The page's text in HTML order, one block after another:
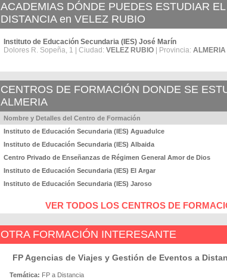
ACADEMIAS DÓNDE PUEDES ESTUDIAR
DISTANCIA en VELEZ RUBIO
Instituto de Educación Secundaria (IES) José Marín
Dolores R. Sopeña, 1 | Ciudad: VELEZ RUBIO | Provincia: ALMERIA
CENTROS DE FORMACIÓN DONDE SE
ALMERIA
Nombre y Detalles del Centro de Formación
Instituto de Educación Secundaria (IES) Aguadulce
Instituto de Educación Secundaria (IES) Albaida
Centro Privado de Enseñanzas de Régimen General Amor de Dios
Instituto de Educación Secundaria (IES) El Argar
Instituto de Educación Secundaria (IES) Jaroso
VER TODOS LOS CENTROS DE
OTRA FORMACIÓN INTERESANTE
FP Agencias de Viajes y Gestión de Eventos a
Temática: FP a Distancia